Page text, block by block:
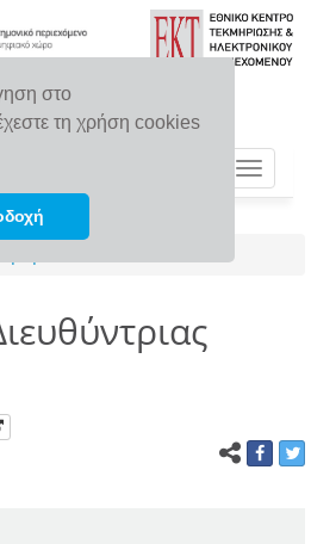
στο
τη χρήση cookies
Toggle